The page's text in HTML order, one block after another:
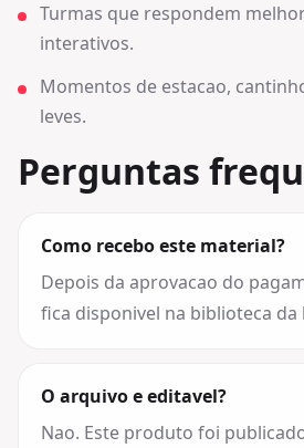
Turmas que respondem
interativos.
Momentos de estacao,
leves.
Perguntas
Como recebo este material?
Depois da aprovacao do
fica disponivel na biblioteca da
O arquivo e editavel?
Nao. Este produto foi